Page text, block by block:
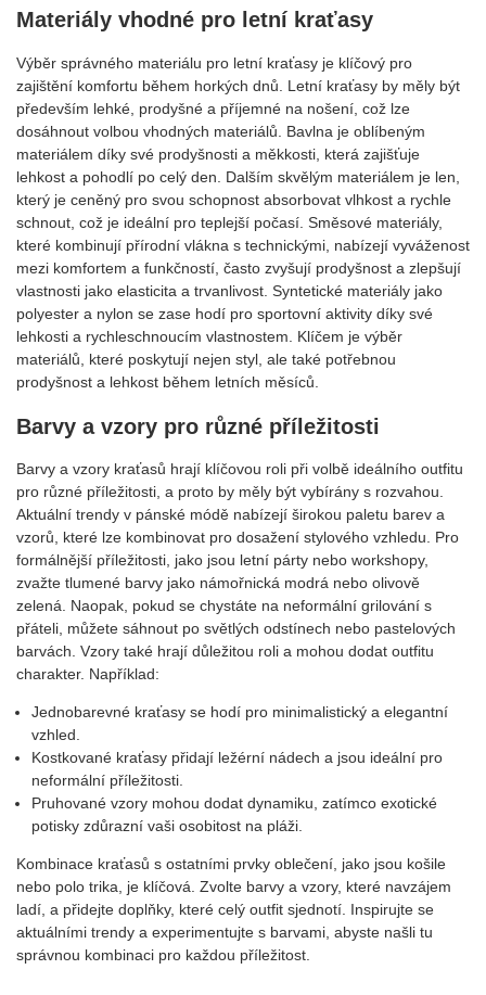
Materiály vhodné pro letní kraťasy
Výběr správného materiálu pro letní kraťasy je klíčový pro
zajištění komfortu během horkých dnů. Letní kraťasy by měly být
především lehké, prodyšné a příjemné na nošení, což lze
dosáhnout volbou vhodných materiálů. Bavlna je oblíbeným
materiálem díky své prodyšnosti a měkkosti, která zajišťuje
lehkost a pohodlí po celý den. Dalším skvělým materiálem je len,
který je ceněný pro svou schopnost absorbovat vlhkost a rychle
schnout, což je ideální pro teplejší počasí. Směsové materiály,
které kombinují přírodní vlákna s technickými, nabízejí vyváženost
mezi komfortem a funkčností, často zvyšují prodyšnost a zlepšují
vlastnosti jako elasticita a trvanlivost. Syntetické materiály jako
polyester a nylon se zase hodí pro sportovní aktivity díky své
lehkosti a rychleschnoucím vlastnostem. Klíčem je výběr
materiálů, které poskytují nejen styl, ale také potřebnou
prodyšnost a lehkost během letních měsíců.
Barvy a vzory pro různé příležitosti
Barvy a vzory kraťasů hrají klíčovou roli při volbě ideálního outfitu
pro různé příležitosti, a proto by měly být vybírány s rozvahou.
Aktuální trendy v pánské módě nabízejí širokou paletu barev a
vzorů, které lze kombinovat pro dosažení stylového vzhledu. Pro
formálnější příležitosti, jako jsou letní párty nebo workshopy,
zvažte tlumené barvy jako námořnická modrá nebo olivově
zelená. Naopak, pokud se chystáte na neformální grilování s
přáteli, můžete sáhnout po světlých odstínech nebo pastelových
barvách. Vzory také hrají důležitou roli a mohou dodat outfitu
charakter. Například:
Jednobarevné kraťasy se hodí pro minimalistický a elegantní
vzhled.
Kostkované kraťasy přidají ležérní nádech a jsou ideální pro
neformální příležitosti.
Pruhované vzory mohou dodat dynamiku, zatímco exotické
potisky zdůrazní vaši osobitost na pláži.
Kombinace kraťasů s ostatními prvky oblečení, jako jsou košile
nebo polo trika, je klíčová. Zvolte barvy a vzory, které navzájem
ladí, a přidejte doplňky, které celý outfit sjednotí. Inspirujte se
aktuálními trendy a experimentujte s barvami, abyste našli tu
správnou kombinaci pro každou příležitost.